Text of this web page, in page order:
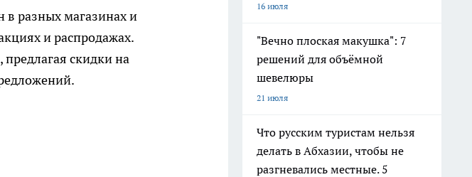
в разных магазинах и
и распродажах.
скидки на
16 июля
"Вечно плоская макушка": 7
решений для объёмной
шевелюры
21 июля
Что русским туристам нельзя
делать в Абхазии, чтобы не
разгневались местные. 5